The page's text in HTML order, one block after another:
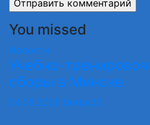
You missed
Новости
Учебно-
сборы в Минске
04.08.2026 Borba32